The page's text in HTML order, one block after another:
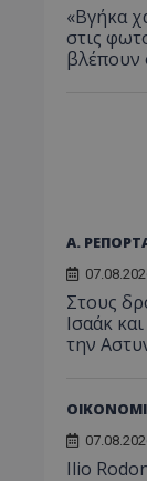
«Βγήκα
στις
βλέπουν
Α.
Στους
Ισαάκ
την
Ilio